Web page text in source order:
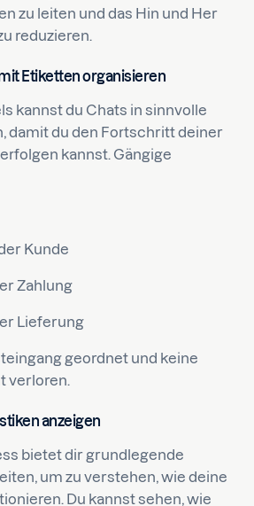
zu leiten und das Hin und Her
reduzieren.
Etiketten organisieren
kannst du Chats in sinnvolle
damit du den Fortschritt deiner
kannst. Gängige
Kunde
Zahlung
Lieferung
geordnet und keine
verloren.
anzeigen
bietet dir grundlegende
um zu verstehen, wie deine
Du kannst sehen, wie